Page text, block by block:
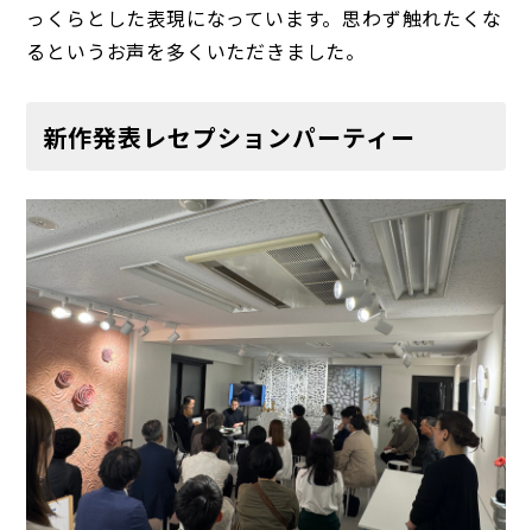
っくらとした表現になっています。思わず触れたくな
るというお声を多くいただきました。
新作発表レセプションパーティー